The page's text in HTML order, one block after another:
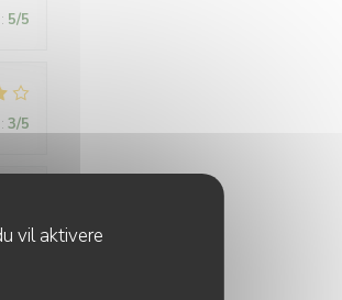
vil aktivere
: 5/5
: 3/5
5 /5